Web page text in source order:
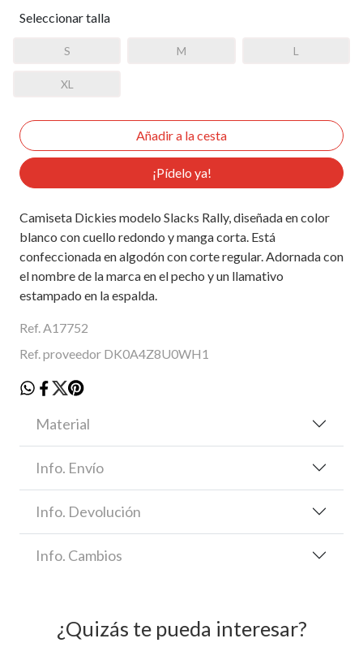
Seleccionar talla
S M L
XL
¡Pídelo ya!
Camiseta Dickies modelo Slacks Rally, diseñada en color
blanco con cuello redondo y manga corta. Está
confeccionada en algodón con corte regular. Adornada con
el nombre de la marca en el pecho y un llamativo
estampado en la espalda.
Ref. A17752
Ref. proveedor DK0A4Z8U0WH1
Material
Info. Envío
Info. Devolución
Info. Cambios
¿Quizás te pueda interesar?